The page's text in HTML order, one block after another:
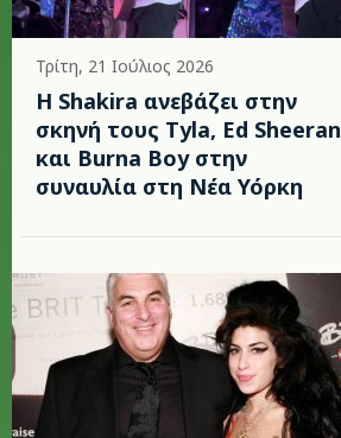
Τρίτη, 21 Ιούλιος 2026
Η Shakira ανεβάζει στην
σκηνή τους Tyla, Ed Sheeran
και Burna Boy στην
συναυλία στη Νέα Υόρκη